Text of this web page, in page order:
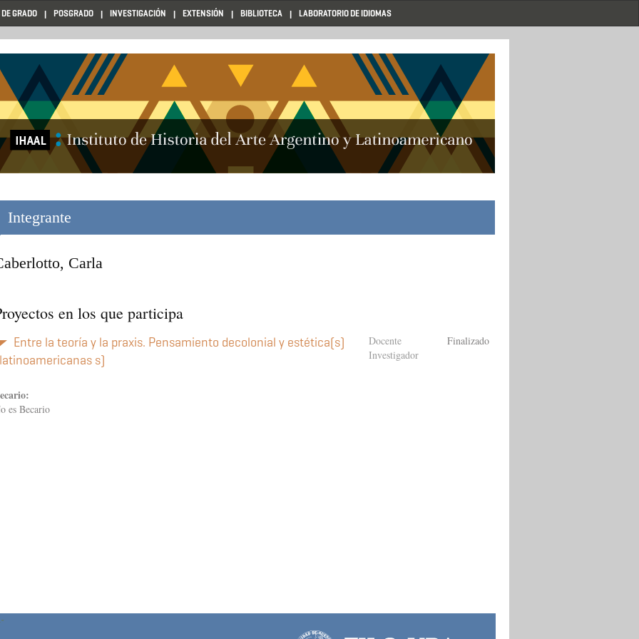
GRADO POSGRADO INVESTIGACIÓN EXTENSIÓN BIBLIOTECA LABORATORIO DE IDIOMAS
Integrante
Carla
en los que participa
Entre la teoría y la praxis. Pensamiento decolonial y estética(s)
latinoamericanas s)
Docente
Investigador
Finalizado
es Becario